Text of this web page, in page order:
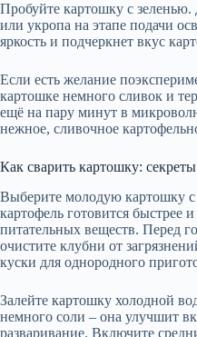
Пробуйте картошку с
или укропа на этапе подачи
яркость и подчеркнет вкус
Если есть желание
картошке немного сливок и
ещё на пару минут в
нежное, сливочное
Как сварить картошку:
Выберите молодую картошку
картофель готовится быстрее
питательных веществ. Перед
очистите клубни от
куски для однородного
Залейте картошку холодной
немного соли – она улучшит
разваривание. Включите